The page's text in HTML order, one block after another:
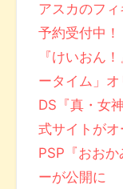
アスカのフ
予約受付中！
『けいおん
ータイム」オ
DS『真・女
式サイトがオ
PSP『おお
ーが公開に